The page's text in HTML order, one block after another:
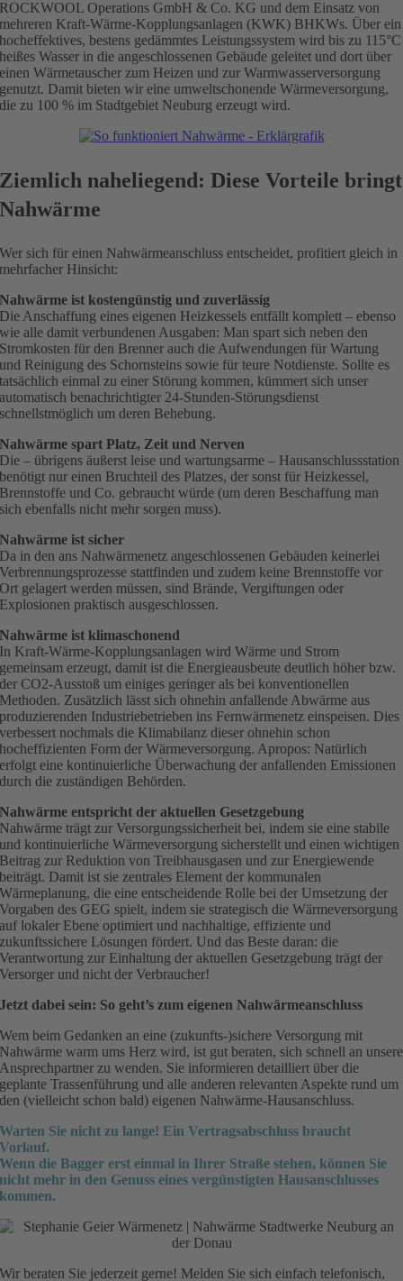
ROCKWOOL Operations GmbH & Co. KG und dem Einsatz von
mehreren Kraft-Wärme-Kopplungsanlagen (KWK) BHKWs. Über ein
hocheffektives, bestens gedämmtes Leistungssystem wird bis zu 115°C
heißes Wasser in die angeschlossenen Gebäude geleitet und dort über
einen Wärmetauscher zum Heizen und zur Warmwasserversorgung
genutzt. Damit bieten wir eine umweltschonende Wärmeversorgung,
die zu 100 % im Stadtgebiet Neuburg erzeugt wird.
Ziemlich naheliegend: Diese Vorteile bringt
Nahwärme
Wer sich für einen Nahwärmeanschluss entscheidet, profitiert gleich in
mehrfacher Hinsicht:
Nahwärme ist kostengünstig und zuverlässig
Die Anschaffung eines eigenen Heizkessels entfällt komplett – ebenso
wie alle damit verbundenen Ausgaben: Man spart sich neben den
Stromkosten für den Brenner auch die Aufwendungen für Wartung
und Reinigung des Schornsteins sowie für teure Notdienste. Sollte es
tatsächlich einmal zu einer Störung kommen, kümmert sich unser
automatisch benachrichtigter 24-Stunden-Störungsdienst
schnellstmöglich um deren Behebung.
Nahwärme spart Platz, Zeit und Nerven
Die – übrigens äußerst leise und wartungsarme – Hausanschlussstation
benötigt nur einen Bruchteil des Platzes, der sonst für Heizkessel,
Brennstoffe und Co. gebraucht würde (um deren Beschaffung man
sich ebenfalls nicht mehr sorgen muss).
Nahwärme ist sicher
Da in den ans Nahwärmenetz angeschlossenen Gebäuden keinerlei
Verbrennungsprozesse stattfinden und zudem keine Brennstoffe vor
Ort gelagert werden müssen, sind Brände, Vergiftungen oder
Explosionen praktisch ausgeschlossen.
Nahwärme ist klimaschonend
In Kraft-Wärme-Kopplungsanlagen wird Wärme und Strom
gemeinsam erzeugt, damit ist die Energieausbeute deutlich höher bzw.
der CO2-Ausstoß um einiges geringer als bei konventionellen
Methoden. Zusätzlich lässt sich ohnehin anfallende Abwärme aus
produzierenden Industriebetrieben ins Fernwärmenetz einspeisen. Dies
verbessert nochmals die Klimabilanz dieser ohnehin schon
hocheffizienten Form der Wärmeversorgung. Apropos: Natürlich
erfolgt eine kontinuierliche Überwachung der anfallenden Emissionen
durch die zuständigen Behörden.
Nahwärme entspricht der aktuellen Gesetzgebung
Nahwärme trägt zur Versorgungssicherheit bei, indem sie eine stabile
und kontinuierliche Wärmeversorgung sicherstellt und einen wichtigen
Beitrag zur Reduktion von Treibhausgasen und zur Energiewende
beiträgt. Damit ist sie zentrales Element der kommunalen
Wärmeplanung, die eine entscheidende Rolle bei der Umsetzung der
Vorgaben des GEG spielt, indem sie strategisch die Wärmeversorgung
auf lokaler Ebene optimiert und nachhaltige, effiziente und
zukunftssichere Lösungen fördert. Und das Beste daran: die
Verantwortung zur Einhaltung der aktuellen Gesetzgebung trägt der
Versorger und nicht der Verbraucher!
Jetzt dabei sein: So geht’s zum eigenen Nahwärmeanschluss
Wem beim Gedanken an eine (zukunfts-)sichere Versorgung mit
Nahwärme warm ums Herz wird, ist gut beraten, sich schnell an unsere
Ansprechpartner zu wenden. Sie informieren detailliert über die
geplante Trassenführung und alle anderen relevanten Aspekte rund um
den (vielleicht schon bald) eigenen Nahwärme-Hausanschluss.
Warten Sie nicht zu lange! Ein Vertragsabschluss braucht
Vorlauf.
Wenn die Bagger erst einmal in Ihrer Straße stehen, können Sie
nicht mehr in den Genuss eines vergünstigten Hausanschlusses
kommen.
Wir beraten Sie jederzeit gerne! Melden Sie sich einfach telefonisch,